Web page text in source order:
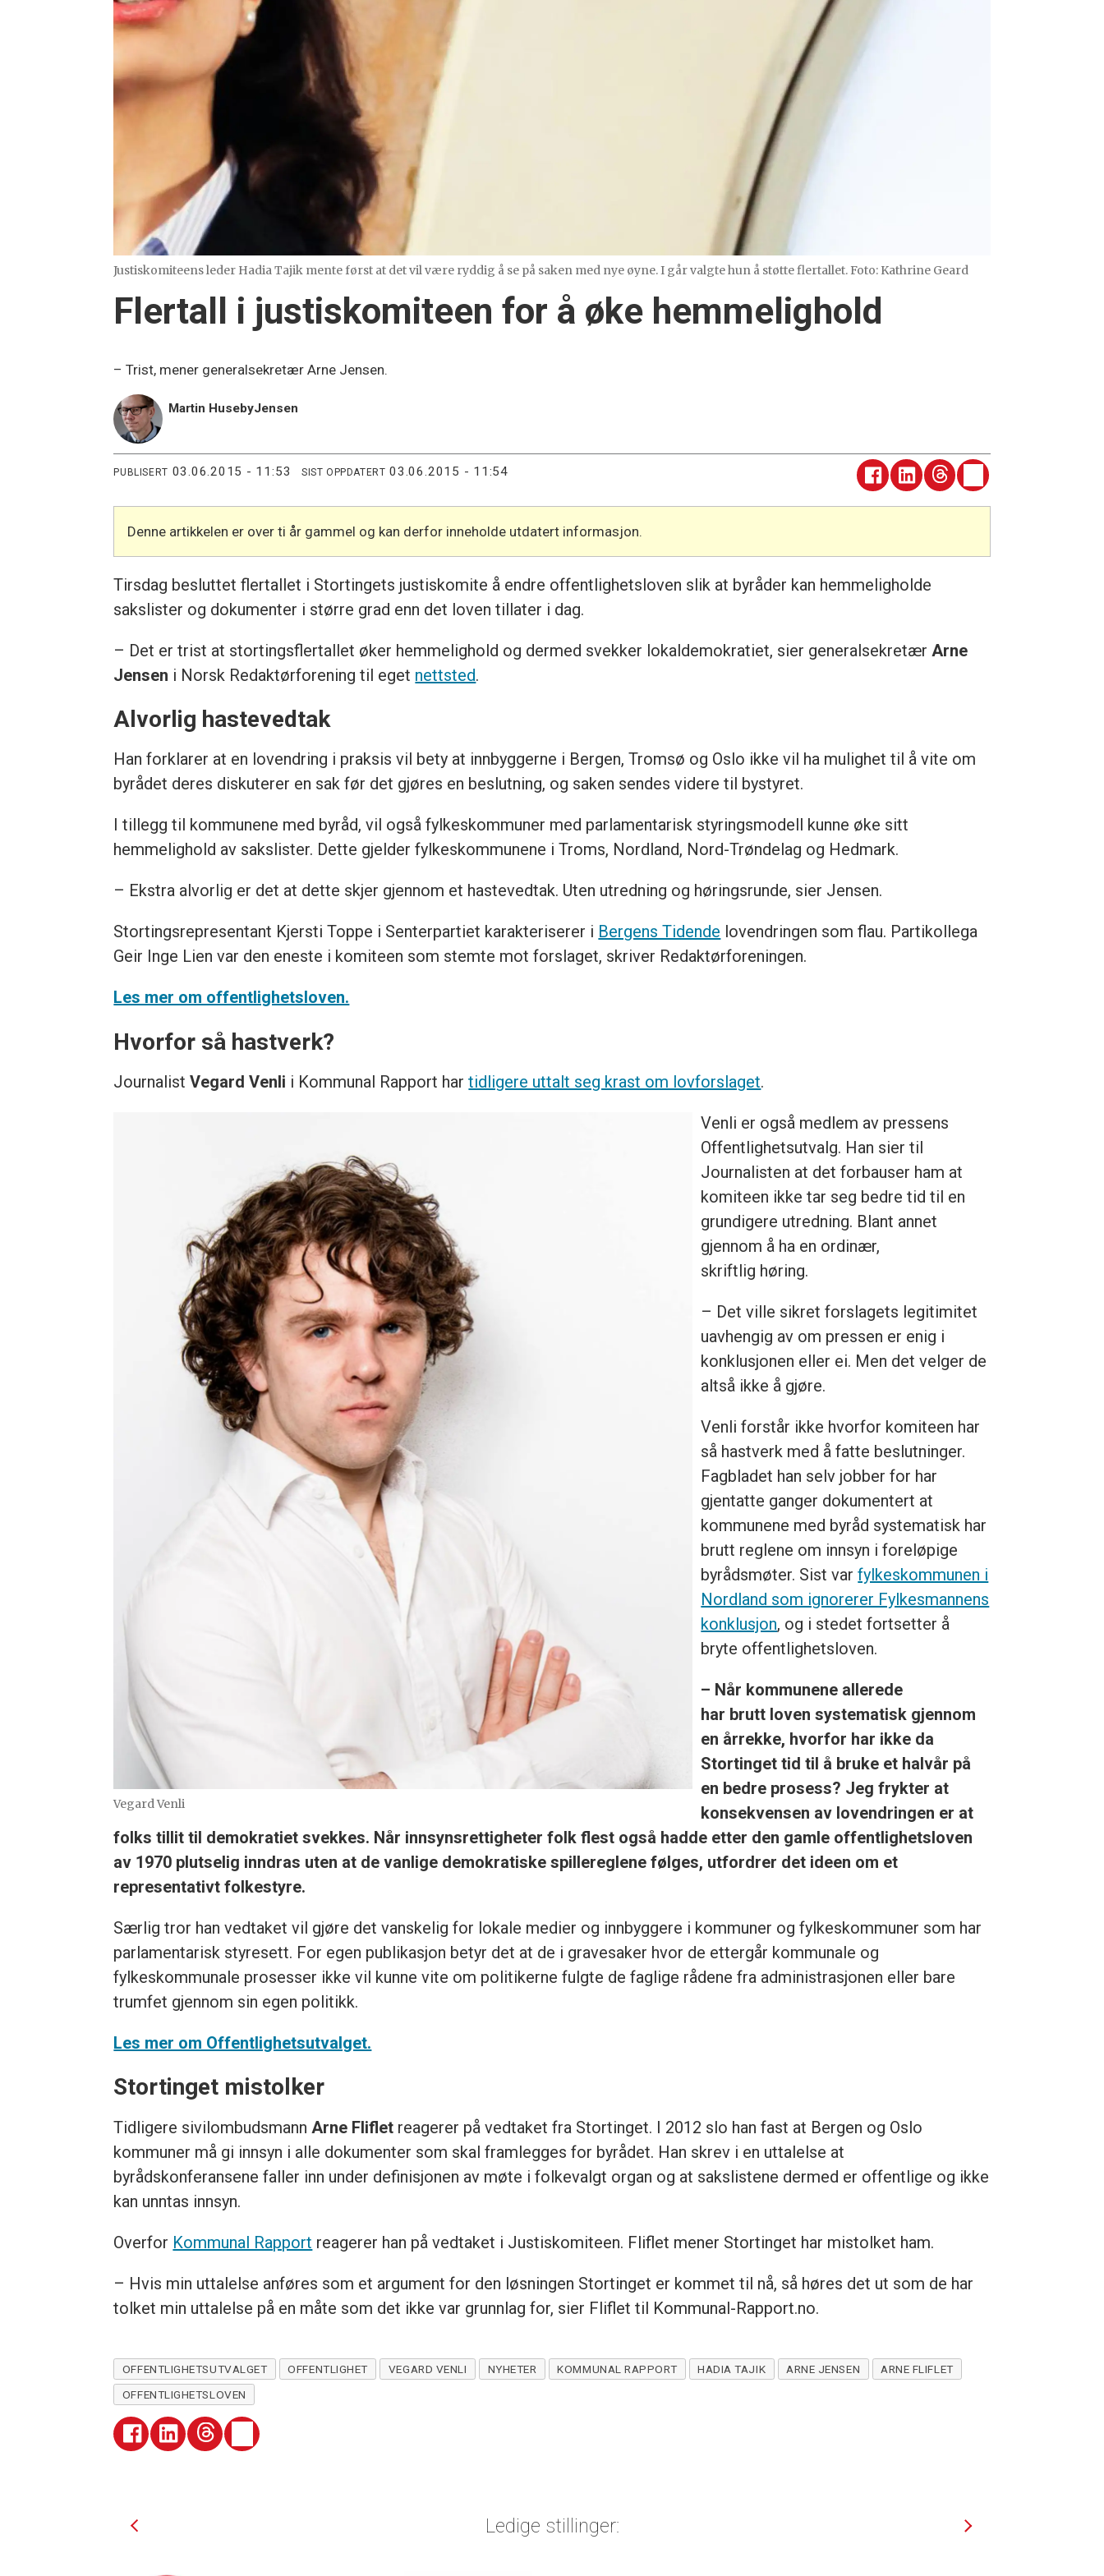
Justiskomiteens leder Hadia Tajik mente først at det vil være ryddig å se på saken med nye øyne. I går valgte hun å støtte flertallet. Foto: Kathrine Geard
Flertall i justiskomiteen for å øke hemmelighold
– Trist, mener generalsekretær Arne Jensen.
Martin HusebyJensen
PUBLISERT 03.06.2015 - 11:53 SIST OPPDATERT 03.06.2015 - 11:54
Denne artikkelen er over ti år gammel og kan derfor inneholde utdatert informasjon.
Tirsdag besluttet flertallet i Stortingets justiskomite å endre offentlighetsloven slik at byråder kan hemmeligholde
sakslister og dokumenter i større grad enn det loven tillater i dag.
– Det er trist at stortingsflertallet øker hemmelighold og dermed svekker lokaldemokratiet, sier generalsekretærArne
Jensen i Norsk Redaktørforening til eget nettsted.
Alvorlig hastevedtak
Han forklarer at en lovendring i praksis vil bety at innbyggerne i Bergen, Tromsø og Oslo ikke vil ha mulighet til å vite om
byrådet deres diskuterer en sak før det gjøres en beslutning, og saken sendes videre til bystyret.
I tillegg til kommunene med byråd, vil også fylkeskommuner med parlamentarisk styringsmodell kunne øke sitt
hemmelighold av sakslister. Dette gjelder fylkeskommunene i Troms, Nordland, Nord-Trøndelag og Hedmark.
– Ekstra alvorlig er det at dette skjer gjennom et hastevedtak. Uten utredning og høringsrunde, sier Jensen.
Stortingsrepresentant Kjersti Toppe i Senterpartiet karakteriserer i Bergens Tidende lovendringen som flau. Partikollega
Geir Inge Lien var den eneste i komiteen som stemte mot forslaget, skriver Redaktørforeningen.
Les mer om offentlighetsloven.
Hvorfor så hastverk?
JournalistVegard Venli i Kommunal Rapport hartidligere uttalt seg krast om lovforslaget.
Vegard Venli
Venli er også medlem av pressens
Offentlighetsutvalg. Han sier til
Journalisten at det forbauser ham at
komiteen ikke tar seg bedre tid til en
grundigere utredning. Blant annet
gjennom å ha en ordinær,
skriftlig høring.
– Det ville sikret forslagets legitimitet
uavhengig av om pressen er enig i
konklusjonen eller ei. Men det velger de
altså ikke å gjøre.
Venli forstår ikke hvorfor komiteen har
så hastverk med å fatte beslutninger.
Fagbladet han selv jobber for har
gjentatte ganger dokumentert at
kommunene med byråd systematisk har
brutt reglene om innsyn i foreløpige
byrådsmøter. Sist varfylkeskommunen i
Nordland som ignorerer Fylkesmannens
konklusjon, og i stedet fortsetter å
bryte offentlighetsloven.
– Når kommunene allerede
har brutt loven systematisk gjennom
en årrekke, hvorfor har ikke da
Stortinget tid til å bruke et halvår på
en bedre prosess? Jeg frykter at
konsekvensen av lovendringen er at
folks tillit til demokratiet svekkes. Når innsynsrettigheter folk flest også hadde etter den gamle offentlighetsloven
av 1970 plutselig inndras uten at de vanlige demokratiske spillereglene følges, utfordrer det ideen om et
representativt folkestyre.
Særlig tror han vedtaket vil gjøre det vanskelig for lokale medier og innbyggere i kommuner og fylkeskommuner som har
parlamentarisk styresett. For egen publikasjon betyr det at de i gravesaker hvor de ettergår kommunale og
fylkeskommunale prosesser ikke vil kunne vite om politikerne fulgte de faglige rådene fra administrasjonen eller bare
trumfet gjennom sin egen politikk.
Les mer om Offentlighetsutvalget.
Stortinget mistolker
Tidligere sivilombudsmann Arne Fliflet reagerer på vedtaket fra Stortinget. I 2012 slo han fast at Bergen og Oslo
kommuner må gi innsyn i alle dokumenter som skal framlegges for byrådet. Han skrev i en uttalelse at
byrådskonferansene faller inn under definisjonen av møte i folkevalgt organ og at sakslistene dermed er offentlige og ikke
kan unntas innsyn.
Overfor Kommunal Rapport reagerer han på vedtaket i Justiskomiteen. Fliflet mener Stortinget har mistolket ham.
– Hvis min uttalelse anføres som et argument for den løsningen Stortinget er kommet til nå, så høres det ut som de har
tolket min uttalelse på en måte som det ikke var grunnlag for, sier Fliflet til Kommunal-Rapport.no.
OFFENTLIGHETSUTVALGET OFFENTLIGHET VEGARD VENLI NYHETER KOMMUNAL RAPPORT HADIA TAJIK ARNE JENSEN
ARNE FLIFLET
OFFENTLIGHETSLOVEN
Ledige stillinger: